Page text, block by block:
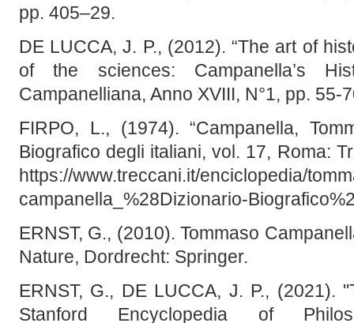
pp. 405–29.
DE LUCCA, J. P., (2012). “The art of
of the sciences: Campanella’s
Campanelliana, Anno XVIII, N°1, pp. 55-
FIRPO, L., (1974). “Campanella,
Biografico degli italiani, vol. 17, Roma:
https://www.treccani.it/enciclopedia/
campanella_%28Dizionario-
ERNST, G., (2010). Tommaso
Nature, Dordrecht: Springer.
ERNST, G., DE LUCCA, J. P., (2021).
Stanford Encyclopedia of